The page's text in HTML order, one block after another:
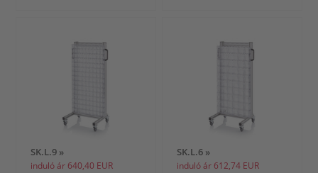
SK.L.9 »
induló ár 640,40 EUR
SK.L.6 »
induló ár 612,74 EUR